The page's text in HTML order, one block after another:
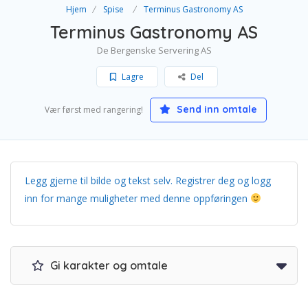
Hjem Spise Terminus Gastronomy AS
Terminus Gastronomy AS
De Bergenske Servering AS
Lagre Del
Vær først med rangering! Send inn omtale
Legg gjerne til bilde og tekst selv. Registrer deg og logg
inn for mange muligheter med denne oppføringen
Gi karakter og omtale